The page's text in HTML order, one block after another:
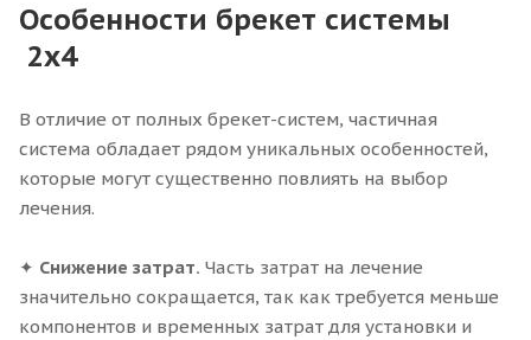
Особенности брекет системы
2х4
В отличие от полных брекет-систем, частичная
система обладает рядом уникальных особенностей,
которые могут существенно повлиять на выбор
лечения.
✦ Снижение затрат. Часть затрат на лечение
значительно сокращается, так как требуется меньше
компонентов и временных затрат для установки и